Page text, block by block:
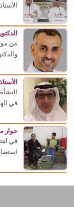
من
في
حوار
في